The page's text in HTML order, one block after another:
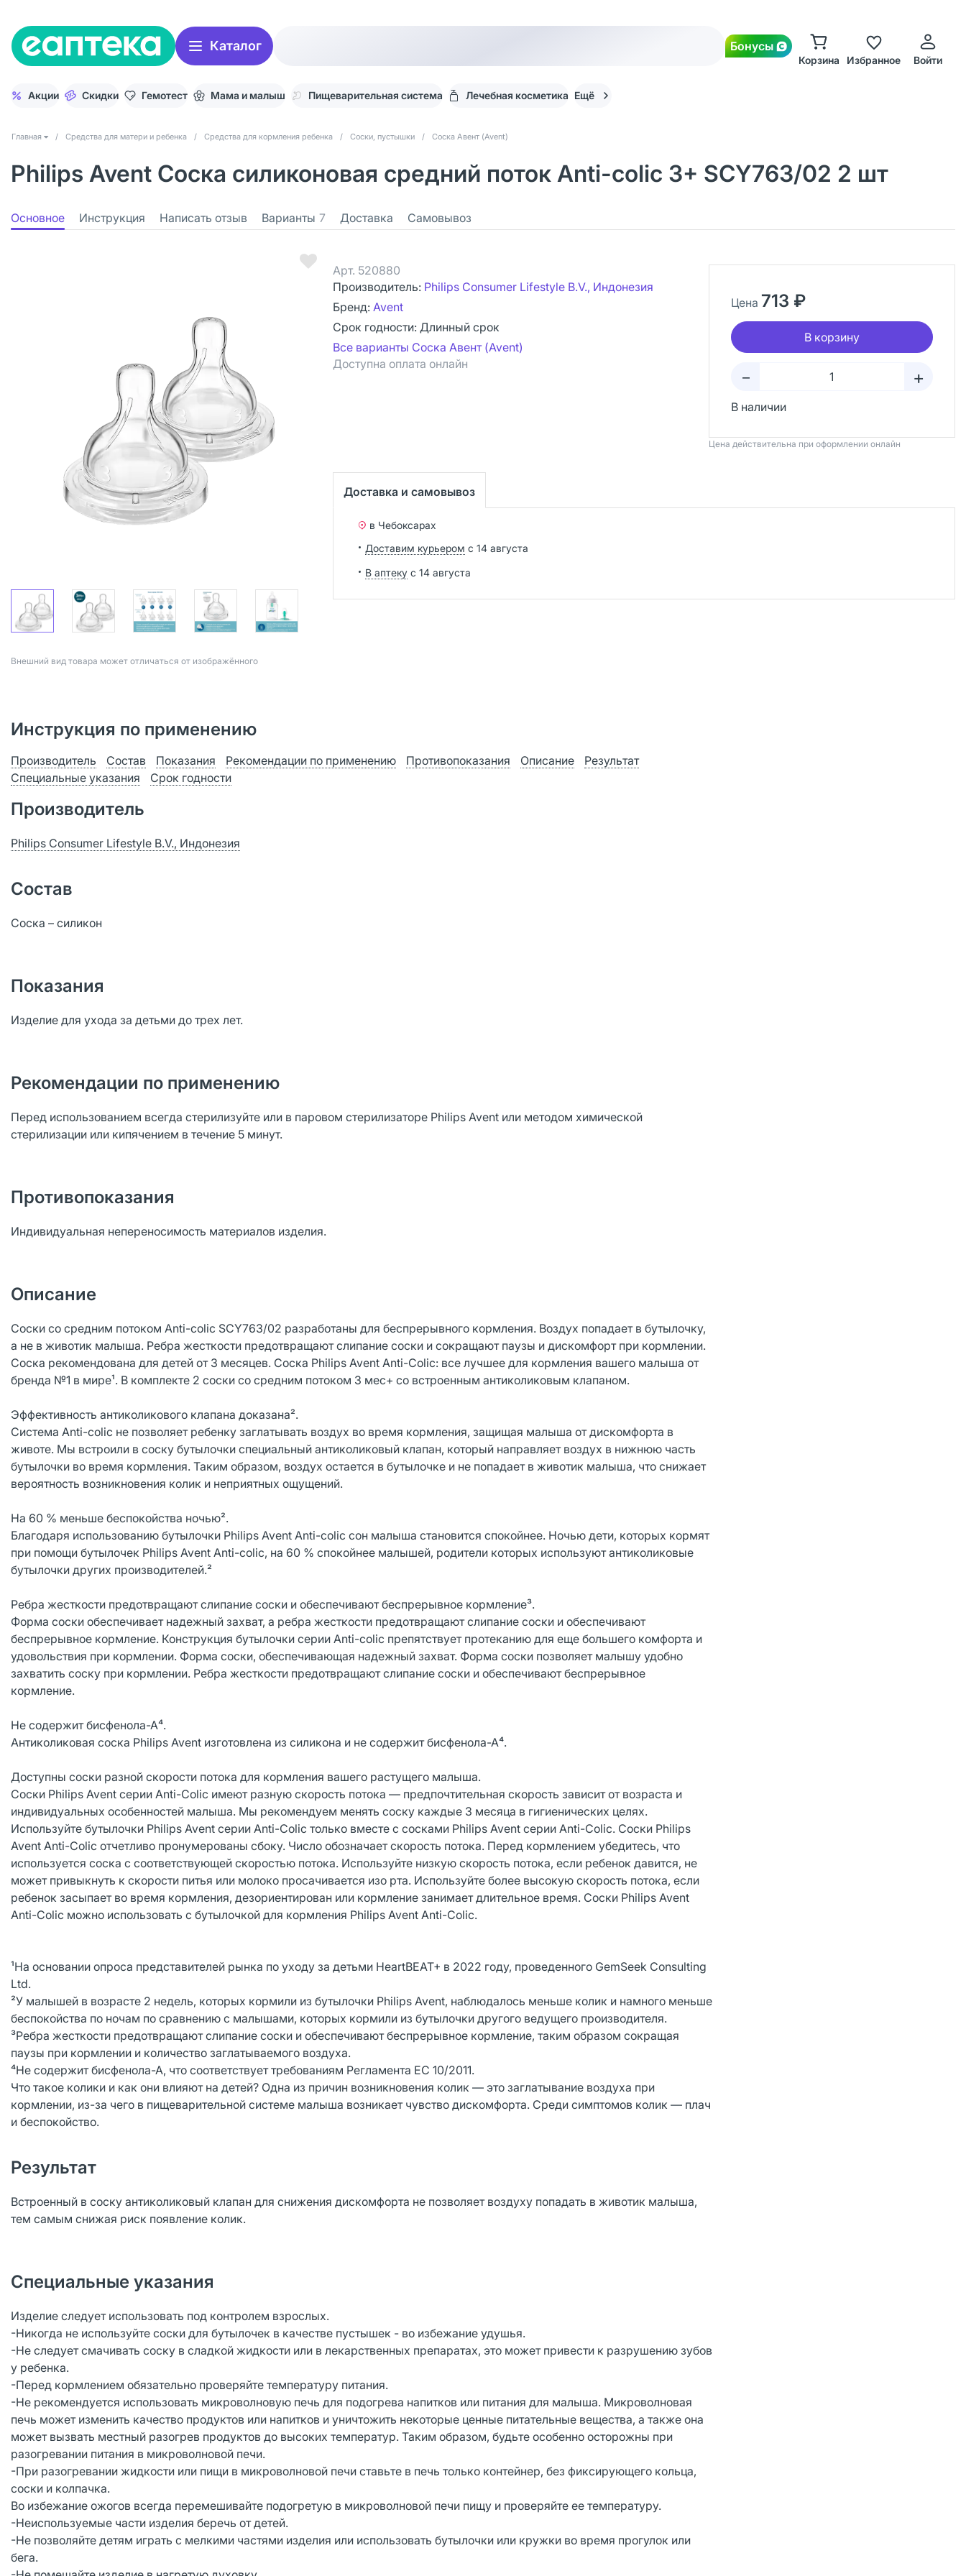
Каталог Бонусы
Корзина Избранное Войти
Акции Скидки Гемотест Мама и малыш Пищеварительная система Лечебная косметика Ещё
Главная / Средства для матери и ребенка / Средства для кормления ребенка / Соски, пустышки / Соска Авент (Avent)
Philips Avent Соска силиконовая средний поток Anti-colic 3+ SCY763/02 2 шт
Основное Инструкция Написать отзыв Варианты 7 Доставка Самовывоз
Bнешний вид товара может отличаться от изображённого
Арт. 520880
Производитель: Philips Consumer Lifestyle B.V., Индонезия
Бренд: Avent
Срок годности: Длинный срок
Все варианты Соска Авент (Avent)
Доступна оплата онлайн
Цена 713 ₽
В корзину
– +
В наличии
Цена действительна при оформлении онлайн
Доставка и самовывоз
в Чебоксарах
Доставим курьером с 14 августа
В аптеку с 14 августа
Инструкция по применению
Производитель Состав Показания Рекомендации по применению Противопоказания Описание
Результат
Специальные указания
Срок годности
Производитель
Philips Consumer Lifestyle B.V., Индонезия
Состав
Соска – силикон
Показания
Изделие для ухода за детьми до трех лет.
Рекомендации по применению
Перед использованием всегда стерилизуйте или в паровом стерилизаторе Philips Avent или методом химической
стерилизации или кипячением в течение 5 минут.
Противопоказания
Индивидуальная непереносимость материалов изделия.
Описание
Соски со средним потоком Anti-colic SCY763/02 разработаны для беспрерывного кормления. Воздух попадает в бутылочку,
а не в животик малыша. Ребра жесткости предотвращают слипание соски и сокращают паузы и дискомфорт при кормлении.
Соска рекомендована для детей от 3 месяцев. Соска Philips Avent Anti-Colic: все лучшее для кормления вашего малыша от
бренда №1 в мире¹. В комплекте 2 соски со средним потоком 3 мес+ со встроенным антиколиковым клапаном.
Эффективность антиколикового клапана доказана².
Система Anti-colic не позволяет ребенку заглатывать воздух во время кормления, защищая малыша от дискомфорта в
животе. Мы встроили в соску бутылочки специальный антиколиковый клапан, который направляет воздух в нижнюю часть
бутылочки во время кормления. Таким образом, воздух остается в бутылочке и не попадает в животик малыша, что снижает
вероятность возникновения колик и неприятных ощущений.
На 60 % меньше беспокойства ночью².
Благодаря использованию бутылочки Philips Avent Anti-colic сон малыша становится спокойнее. Ночью дети, которых кормят
при помощи бутылочек Philips Avent Anti-colic, на 60 % спокойнее малышей, родители которых используют антиколиковые
бутылочки других производителей.²
Ребра жесткости предотвращают слипание соски и обеспечивают беспрерывное кормление³.
Форма соски обеспечивает надежный захват, а ребра жесткости предотвращают слипание соски и обеспечивают
беспрерывное кормление. Конструкция бутылочки серии Anti-colic препятствует протеканию для еще большего комфорта и
удовольствия при кормлении. Форма соски, обеспечивающая надежный захват. Форма соски позволяет малышу удобно
захватить соску при кормлении. Ребра жесткости предотвращают слипание соски и обеспечивают беспрерывное
кормление.
Не содержит бисфенола-А⁴.
Антиколиковая соска Philips Avent изготовлена из силикона и не содержит бисфенола-А⁴.
Доступны соски разной скорости потока для кормления вашего растущего малыша.
Соски Philips Avent серии Anti-Colic имеют разную скорость потока — предпочтительная скорость зависит от возраста и
индивидуальных особенностей малыша. Мы рекомендуем менять соску каждые 3 месяца в гигиенических целях.
Используйте бутылочки Philips Avent серии Anti-Colic только вместе с сосками Philips Avent серии Anti-Colic. Соски Philips
Avent Anti-Colic отчетливо пронумерованы сбоку. Число обозначает скорость потока. Перед кормлением убедитесь, что
используется соска с соответствующей скоростью потока. Используйте низкую скорость потока, если ребенок давится, не
может привыкнуть к скорости питья или молоко просачивается изо рта. Используйте более высокую скорость потока, если
ребенок засыпает во время кормления, дезориентирован или кормление занимает длительное время. Соски Philips Avent
Anti-Colic можно использовать с бутылочкой для кормления Philips Avent Anti-Colic.
¹На основании опроса представителей рынка по уходу за детьми HeartBEAT+ в 2022 году, проведенного GemSeek Consulting
Ltd.
²У малышей в возрасте 2 недель, которых кормили из бутылочки Philips Avent, наблюдалось меньше колик и намного меньше
беспокойства по ночам по сравнению с малышами, которых кормили из бутылочки другого ведущего производителя.
³Ребра жесткости предотвращают слипание соски и обеспечивают беспрерывное кормление, таким образом сокращая
паузы при кормлении и количество заглатываемого воздуха.
⁴Не содержит бисфенола-А, что соответствует требованиям Регламента ЕС 10/2011.
Что такое колики и как они влияют на детей? Одна из причин возникновения колик — это заглатывание воздуха при
кормлении, из-за чего в пищеварительной системе малыша возникает чувство дискомфорта. Среди симптомов колик — плач
и беспокойство.
Результат
Встроенный в соску антиколиковый клапан для снижения дискомфорта не позволяет воздуху попадать в животик малыша,
тем самым снижая риск появление колик.
Специальные указания
Изделие следует использовать под контролем взрослых.
-Никогда не используйте соски для бутылочек в качестве пустышек - во избежание удушья.
-Не следует смачивать соску в сладкой жидкости или в лекарственных препаратах, это может привести к разрушению зубов
у ребенка.
-Перед кормлением обязательно проверяйте температуру питания.
-Не рекомендуется использовать микроволновую печь для подогрева напитков или питания для малыша. Микроволновая
печь может изменить качество продуктов или напитков и уничтожить некоторые ценные питательные вещества, а также она
может вызвать местный разогрев продуктов до высоких температур. Таким образом, будьте особенно осторожны при
разогревании питания в микроволновой печи.
-При разогревании жидкости или пищи в микроволновой печи ставьте в печь только контейнер, без фиксирующего кольца,
соски и колпачка.
Во избежание ожогов всегда перемешивайте подогретую в микроволновой печи пищу и проверяйте ее температуру.
-Неиспользуемые части изделия беречь от детей.
-Не позволяйте детям играть с мелкими частями изделия или использовать бутылочки или кружки во время прогулок или
бега.